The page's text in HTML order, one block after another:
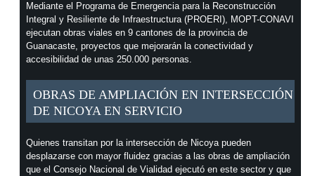
Mediante el Programa de Emergencia para la Reconstrucción
Integral y Resiliente de Infraestructura (PROERI), MOPT-CONAVI
ejecutan obras viales en 9 cantones de la provincia de
Guanacaste, proyectos que mejorarán la conectividad y
accesibilidad de unas 250.000 personas.
OBRAS DE AMPLIACIÓN EN INTERSECCIÓN
DE NICOYA EN SERVICIO
Quienes transitan por la intersección de Nicoya pueden
desplazarse con mayor fluidez gracias a las obras de ampliación
que el Consejo Nacional de Vialidad ejecutó en este sector y que